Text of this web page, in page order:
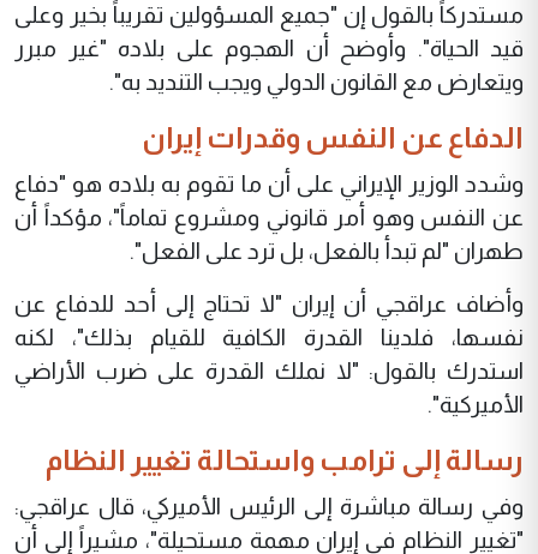
مستدركاً بالقول إن "جميع المسؤولين تقريباً بخير وعلى
قيد الحياة". وأوضح أن الهجوم على بلاده "غير مبرر
ويتعارض مع القانون الدولي ويجب التنديد به".
الدفاع عن النفس وقدرات إيران
وشدد الوزير الإيراني على أن ما تقوم به بلاده هو "دفاع
عن النفس وهو أمر قانوني ومشروع تماماً"، مؤكداً أن
طهران "لم تبدأ بالفعل، بل ترد على الفعل".
وأضاف عراقجي أن إيران "لا تحتاج إلى أحد للدفاع عن
نفسها، فلدينا القدرة الكافية للقيام بذلك"، لكنه
استدرك بالقول: "لا نملك القدرة على ضرب الأراضي
الأميركية".
رسالة إلى ترامب واستحالة تغيير النظام
وفي رسالة مباشرة إلى الرئيس الأميركي، قال عراقجي:
"تغيير النظام في إيران مهمة مستحيلة"، مشيراً إلى أن